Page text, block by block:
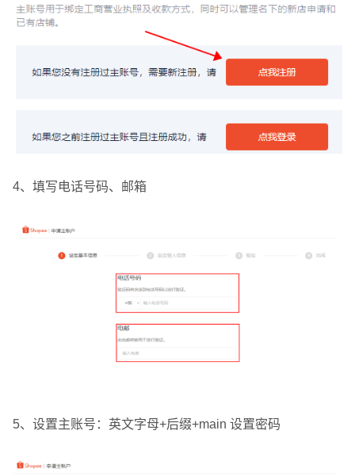
4、填写电话号码、邮箱
5、设置主账号：英文字母+后缀+main 设置密码